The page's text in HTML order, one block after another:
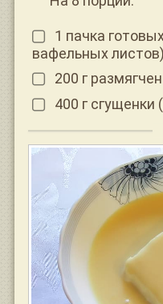
1 пачка
вафельных листов)
200 г
400 г сгущенки